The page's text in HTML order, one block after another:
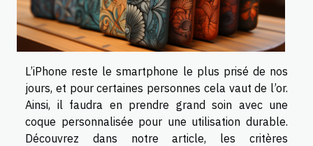
L’iPhone reste le smartphone le plus prisé de nos
jours, et pour certaines personnes cela vaut de l’or.
Ainsi, il faudra en prendre grand soin avec une
coque personnalisée pour une utilisation durable.
Découvrez dans notre article, les critères